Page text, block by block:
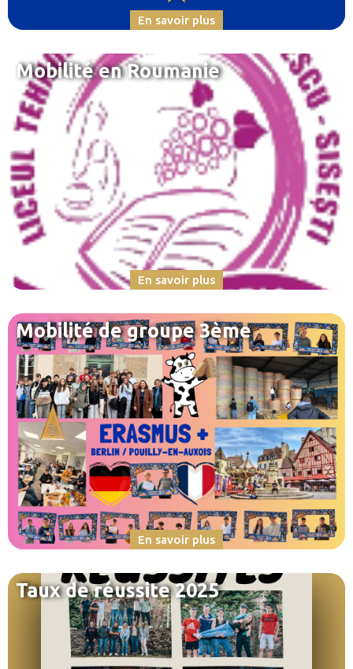
En savoir plus
Mobilité en Roumanie
En savoir plus
Mobilité de groupe 3ème
En savoir plus
Taux de réussite 2025